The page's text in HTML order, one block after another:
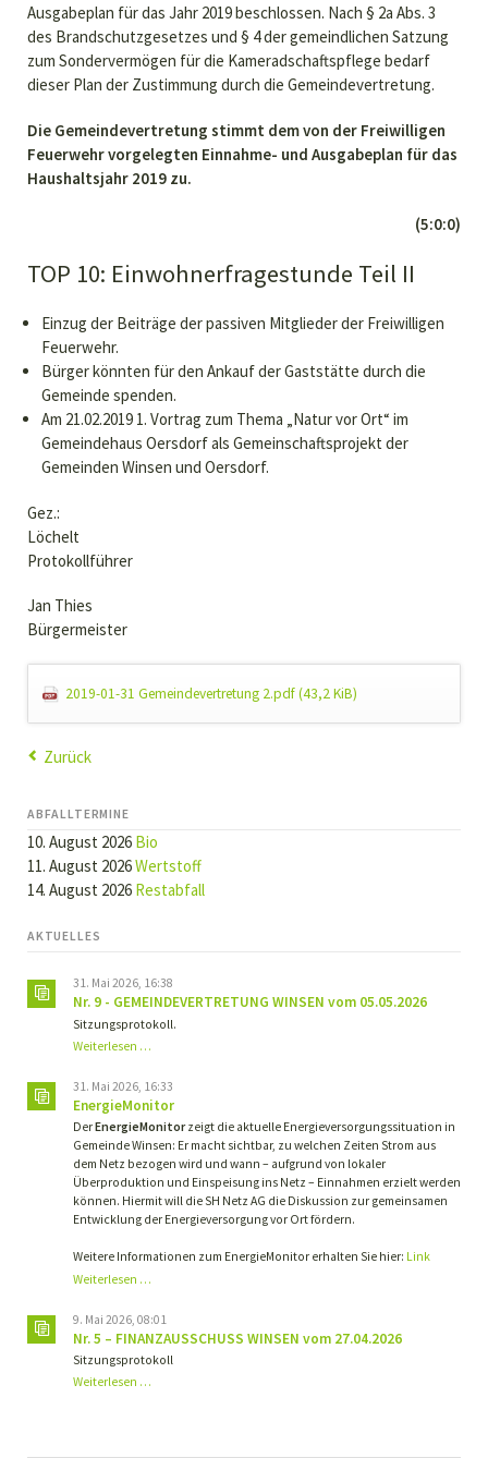
Ausgabeplan für das Jahr 2019 beschlossen. Nach § 2a Abs. 3
des Brandschutzgesetzes und § 4 der gemeindlichen Satzung
zum Sondervermögen für die Kameradschaftspflege bedarf
dieser Plan der Zustimmung durch die Gemeindevertretung.
Die Gemeindevertretung stimmt dem von der Freiwilligen
Feuerwehr vorgelegten Einnahme- und Ausgabeplan für das
Haushaltsjahr 2019 zu.
(5:0:0)
TOP 10: Einwohnerfragestunde Teil II
Einzug der Beiträge der passiven Mitglieder der Freiwilligen
Feuerwehr.
Bürger könnten für den Ankauf der Gaststätte durch die
Gemeinde spenden.
Am 21.02.2019 1. Vortrag zum Thema „Natur vor Ort“ im
Gemeindehaus Oersdorf als Gemeinschaftsprojekt der
Gemeinden Winsen und Oersdorf.
Gez.:
Löchelt
Protokollführer
Jan Thies
Bürgermeister
2019-01-31 Gemeindevertretung 2.pdf(43,2 KiB)
Zurück
ABFALLTERMINE
10. August 2026 Bio
11. August 2026Wertstoff
14. August 2026 Restabfall
AKTUELLES
31. Mai 2026, 16:38
Nr. 9 - GEMEINDEVERTRETUNG WINSEN vom 05.05.2026
Sitzungsprotokoll.
Weiterlesen …Nr.
-
GEMEINDEVERTRETUNG
WINSEN
05.05.2026
31. Mai 2026, 16:33
EnergieMonitor
DerEnergieMonitorzeigt die aktuelle Energieversorgungssituation in
Gemeinde Winsen: Er macht sichtbar, zu welchen Zeiten Strom aus
dem Netz bezogen wird und wann – aufgrund von lokaler
Überproduktion und Einspeisung ins Netz – Einnahmen erzielt werden
können. Hiermit will die SH Netz AG die Diskussion zur gemeinsamen
Entwicklung der Energieversorgung vor Ort fördern.
Weitere Informationen zum EnergieMonitor erhalten Sie hier: Link
Weiterlesen …
9. Mai 2026, 08:01
Nr. 5 – FINANZAUSSCHUSS WINSEN vom 27.04.2026
Sitzungsprotokoll
Weiterlesen …Nr.